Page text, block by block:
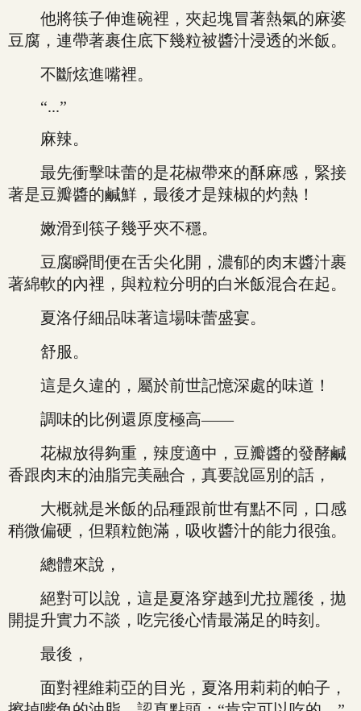
他將筷子伸進碗裡，夾起塊冒著熱氣的麻婆
豆腐，連帶著裹住底下幾粒被醬汁浸透的米飯。
不斷炫進嘴裡。
“...”
麻辣。
最先衝擊味蕾的是花椒帶來的酥麻感，緊接
著是豆瓣醬的鹹鮮，最後才是辣椒的灼熱！
嫩滑到筷子幾乎夾不穩。
豆腐瞬間便在舌尖化開，濃郁的肉末醬汁裹
著綿軟的內裡，與粒粒分明的白米飯混合在起。
夏洛仔細品味著這場味蕾盛宴。
舒服。
這是久違的，屬於前世記憶深處的味道！
調味的比例還原度極高——
花椒放得夠重，辣度適中，豆瓣醬的發酵鹹
香跟肉末的油脂完美融合，真要說區別的話，
大概就是米飯的品種跟前世有點不同，口感
稍微偏硬，但顆粒飽滿，吸收醬汁的能力很強。
總體來說，
絕對可以說，這是夏洛穿越到尤拉麗後，拋
開提升實力不談，吃完後心情最滿足的時刻。
最後，
面對裡維莉亞的目光，夏洛用莉莉的帕子，